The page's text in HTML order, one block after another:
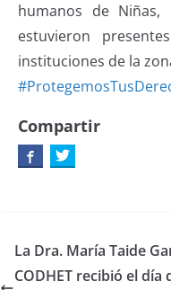
humanos de Niñas,
estuvieron
instituciones de la
Compartir
La Dra. María Taide
CODHET recibió el